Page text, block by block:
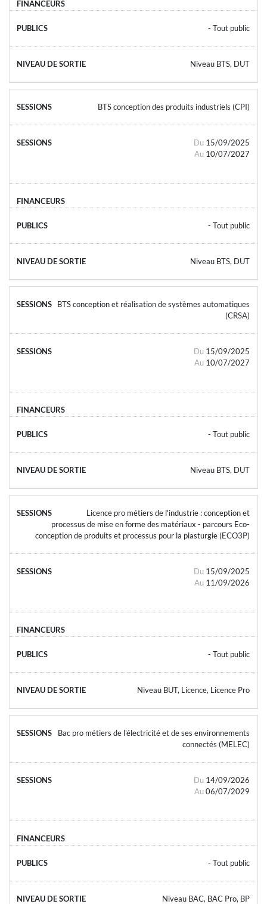
- Tout public
Niveau BTS, DUT
BTS conception des produits industriels (CPI)
Du 15/09/2025
Au 10/07/2027
- Tout public
Niveau BTS, DUT
BTS conception et réalisation de systèmes automatiques
(CRSA)
Du 15/09/2025
Au 10/07/2027
- Tout public
Niveau BTS, DUT
Licence pro métiers de l'industrie : conception et
processus de mise en forme des matériaux - parcours Eco-
conception de produits et processus pour la plasturgie (ECO3P)
Du 15/09/2025
Au 11/09/2026
- Tout public
Niveau BUT, Licence, Licence Pro
Bac pro métiers de l'électricité et de ses environnements
connectés (MELEC)
Du 14/09/2026
Au 06/07/2029
- Tout public
Niveau BAC, BAC Pro, BP